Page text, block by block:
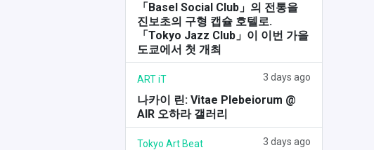
「Basel Social Club」의 전통을
진보초의 구형 캡슐 호텔로.
「Tokyo Jazz Club」이 이번 가을
도쿄에서 첫 개최
ART iT 3 days ago
나카이 린: Vitae Plebeiorum @
AIR 오하라 갤러리
Tokyo Art Beat 3 days ago